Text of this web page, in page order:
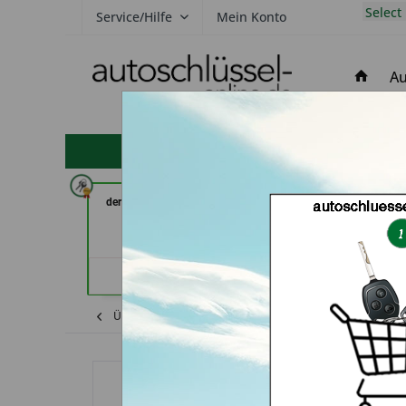
Service/Hilfe Mein Konto Select
hohe Kundenzufriedenheit
der Schlüssel Service Moos (in
ABC
Panten (in
Übersicht Dodge Durango